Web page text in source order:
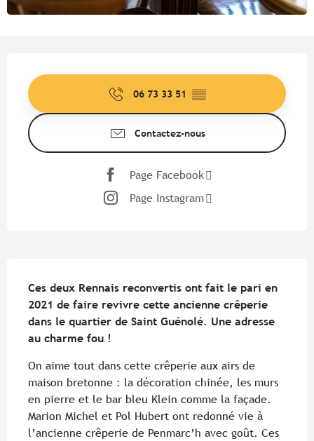
06 73 33 51 ▒▒
Contactez-nous
Page Facebook
Page Instagram
Ces deux Rennais reconvertis ont fait le pari en
2021 de faire revivre cette ancienne crêperie
dans le quartier de Saint Guénolé. Une adresse
au charme fou !
On aime tout dans cette crêperie aux airs de
maison bretonne : la décoration chinée, les murs
en pierre et le bar bleu Klein comme la façade.
Marion Michel et Pol Hubert ont redonné vie à
l’ancienne crêperie de Penmarc’h avec goût. Ces